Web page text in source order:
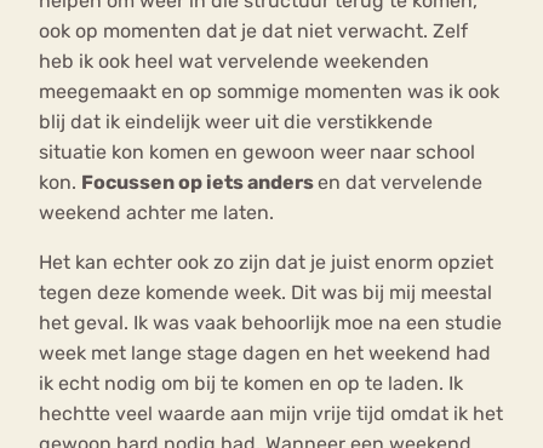
ook op momenten dat je dat niet verwacht. Zelf
heb ik ook heel wat vervelende weekenden
meegemaakt en op sommige momenten was ik ook
blij dat ik eindelijk weer uit die verstikkende
situatie kon komen en gewoon weer naar school
kon. Focussen op iets andersen dat vervelende
weekend achter me laten.
Het kan echter ook zo zijn dat je juist enorm opziet
tegen deze komende week. Dit was bij mij meestal
het geval. Ik was vaak behoorlijk moe na een studie
week met lange stage dagen en het weekend had
ik echt nodig om bij te komen en op te laden. Ik
hechtte veel waarde aan mijn vrije tijd omdat ik het